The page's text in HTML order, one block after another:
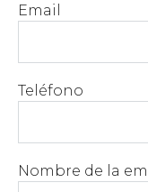
Email
Teléfono
Nombre de la